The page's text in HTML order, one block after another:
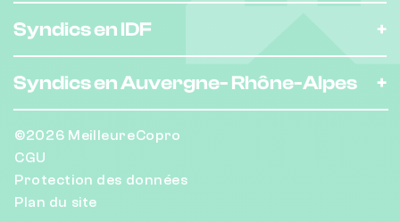
Syndics en IDF
Syndics en Auvergne-Rhône-Alpes
©2026 MeilleureCopro
CGU
Protection des données
Plan du site